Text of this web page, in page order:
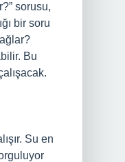
sorusu,
bir soru
Bu
Su en